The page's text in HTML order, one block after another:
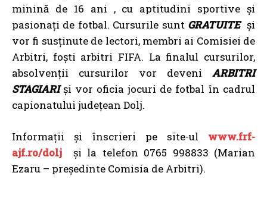
minină de 16 ani , cu aptitudini sportive și
pasionați de fotbal. Cursurile sunt GRATUITEși
vor fi susținute de lectori, membri ai Comisiei de
Arbitri, foști arbitri FIFA. La finalul cursurilor,
absolvenții cursurilor vor deveni ARBITRI
STAGIARIși vor oficia jocuri de fotbal în cadrul
capionatului județean Dolj.
Informații și înscrieri pe site-ul www.frf-
ajf.ro/dolj
și la telefon 0765 998833 (Marian
Ezaru – președinte Comisia de Arbitri).